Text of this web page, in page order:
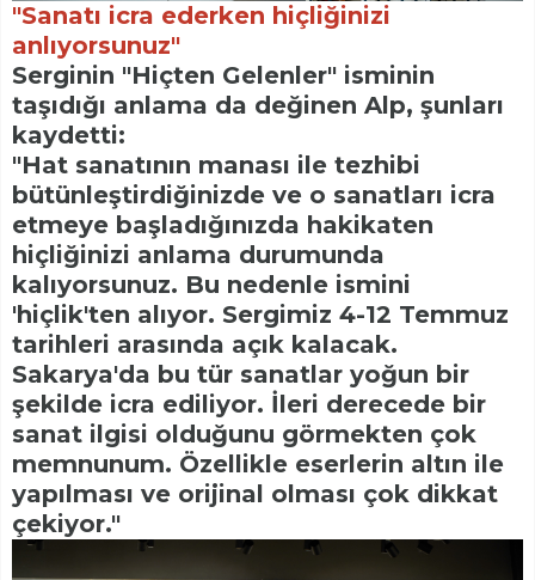
"Sanatı icra ederken hiçliğinizi
anlıyorsunuz"
Serginin "Hiçten Gelenler" isminin
taşıdığı anlama da değinen Alp, şunları
kaydetti:
"Hat sanatının manası ile tezhibi
bütünleştirdiğinizde ve o sanatları icra
etmeye başladığınızda hakikaten
hiçliğinizi anlama durumunda
kalıyorsunuz. Bu nedenle ismini
'hiçlik'ten alıyor. Sergimiz 4-12 Temmuz
tarihleri arasında açık kalacak.
Sakarya'da bu tür sanatlar yoğun bir
şekilde icra ediliyor. İleri derecede bir
sanat ilgisi olduğunu görmekten çok
memnunum. Özellikle eserlerin altın ile
yapılması ve orijinal olması çok dikkat
çekiyor."